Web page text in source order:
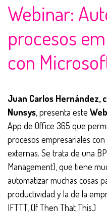
Webinar:
procesos
con
Juan Carlos Hernández,
Nunsys , presenta este
App de Office 365 que
procesos empresariales
externas. Se trata de una
Management), que tiene
automatizar muchas cosas
productividad y la de la
IFTTT, (If Then That This.)